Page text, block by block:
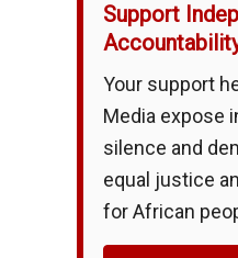
Support
Your support
Media expose
silence and
equal justice
for African